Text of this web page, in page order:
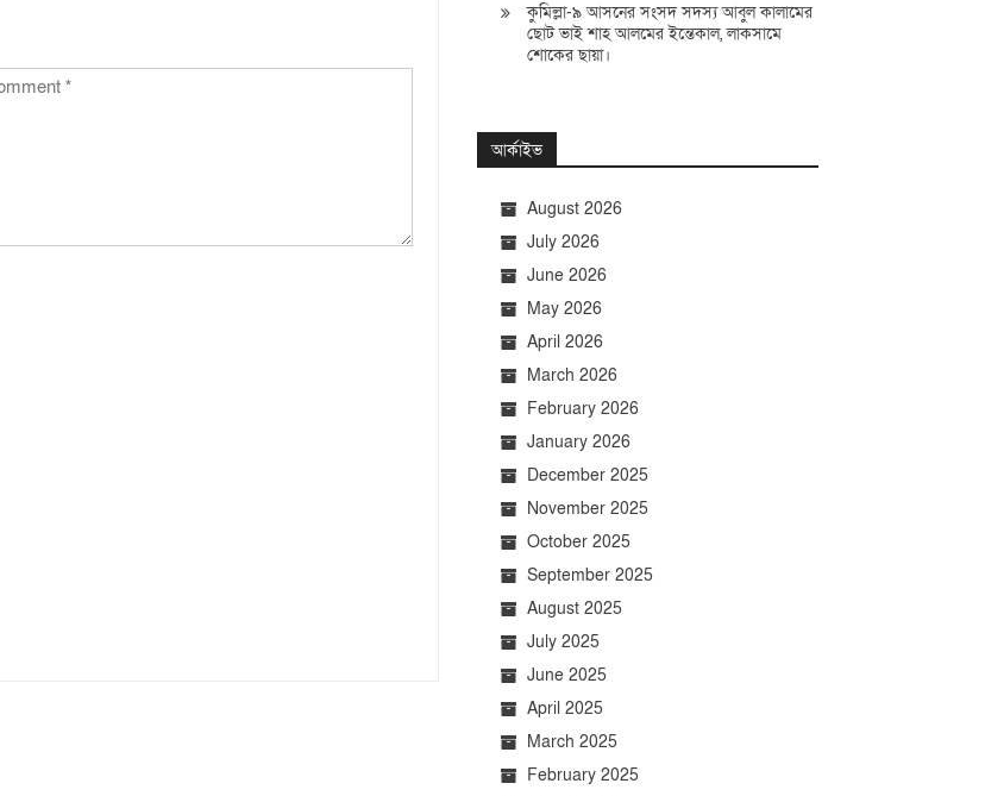
কুমিল্লা-৯ আসনের সংসদ সদস্য আবুল কালামের
ছোট ভাই শাহ আলমের ইন্তেকাল, লাকসামে
শোকের ছায়া।
আর্কাইভ
August 2026
July 2026
June 2026
May 2026
April 2026
March 2026
February 2026
January 2026
December 2025
November 2025
October 2025
September 2025
August 2025
July 2025
June 2025
April 2025
March 2025
February 2025